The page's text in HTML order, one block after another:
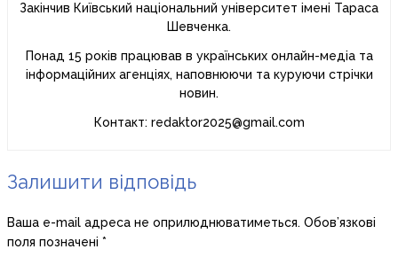
Закінчив Київський національний університет імені Тараса
Шевченка.
Понад 15 років працював в українських онлайн-медіа та
інформаційних агенціях, наповнюючи та куруючи стрічки
новин.
Контакт: redaktor2025@gmail.com
Залишити відповідь
Ваша e-mail адреса не оприлюднюватиметься. Обов’язкові
поля позначені *